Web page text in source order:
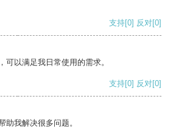
支持[0] 反对[0]
可以满足我日常使用的需求。
支持[0] 反对[0]
助我解决很多问题。